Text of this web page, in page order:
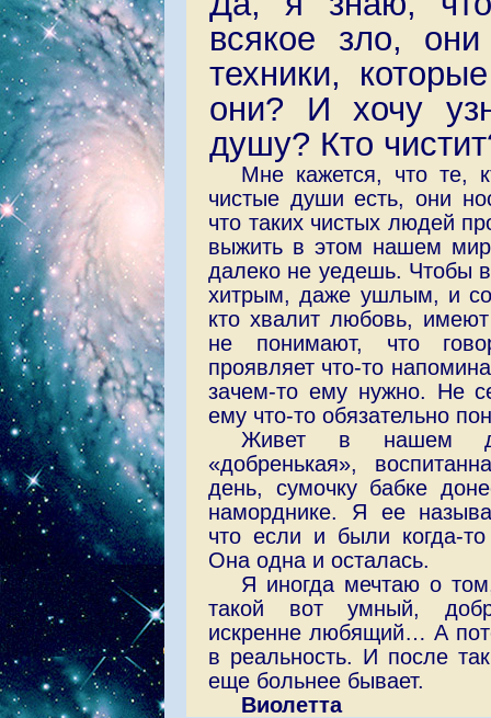
всякое зло,
техники,
они? И хочу
душу? Кто
Мне кажется, что те,
чистые души есть, они
что таких чистых людей
выжить в этом нашем
далеко не уедешь. Чтобы
хитрым, даже ушлым, и
кто хвалит любовь,
не понимают, что
проявляет что-то
зачем-то ему нужно. Не
ему что-то обязательно
Живет в нашем
«добренькая»,
день, сумочку бабке
наморднике. Я ее
что если и были когда-
Она одна и осталась.
Я иногда мечтаю о
такой вот умный,
искренне любящий… А
в реальность. И после
еще больнее бывает.
Виолетта